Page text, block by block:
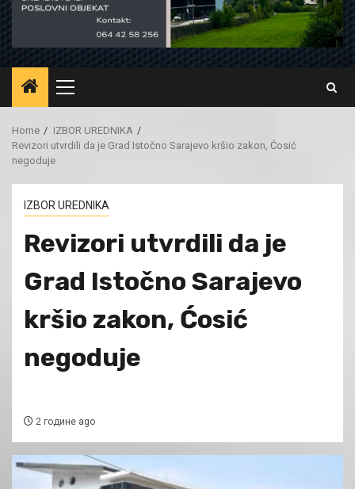
Primary
Menu
Home
IZBOR UREDNIKA
Revizori utvrdili da je Grad Istočno Sarajevo kršio zakon, Ćosić
negoduje
IZBOR UREDNIKA
Revizori utvrdili da je
Grad Istočno Sarajevo
kršio zakon, Ćosić
negoduje
2 године ago